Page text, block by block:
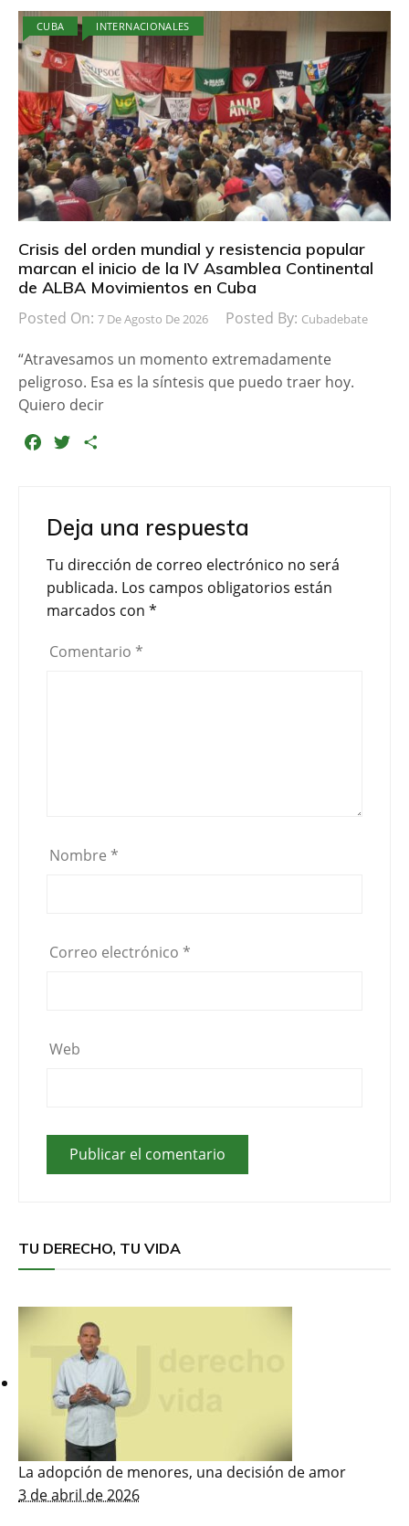
c
e
b
o
o
k
i
t
t
e
r
m
p
r
t
i
r
CUBA INTERNACIONALES
Crisis del orden mundial y resistencia popular
marcan el inicio de la IV Asamblea Continental
de ALBA Movimientos en Cuba
Posted On: 7 De Agosto De 2026 Posted By: Cubadebate
“Atravesamos un momento extremadamente
peligroso. Esa es la síntesis que puedo traer hoy.
Quiero decir
b
o
k
t
r
a
t
i
r
Deja una respuesta
Tu dirección de correo electrónico no será
publicada. Los campos obligatorios están
marcados con *
Comentario *
Nombre *
Correo electrónico *
Web
TU DERECHO, TU VIDA
La adopción de menores, una decisión de amor
3 de abril de 2026